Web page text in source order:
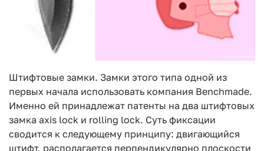
Штифтовые замки. Замки этого типа одной из
первых начала использовать компания Benchmade.
Именно ей принадлежат патенты на два штифтовых
замка axis lock и rolling lock. Суть фиксации
сводится к следующему принципу: двигающийся
штифт, располагается перпендикулярно плоскости